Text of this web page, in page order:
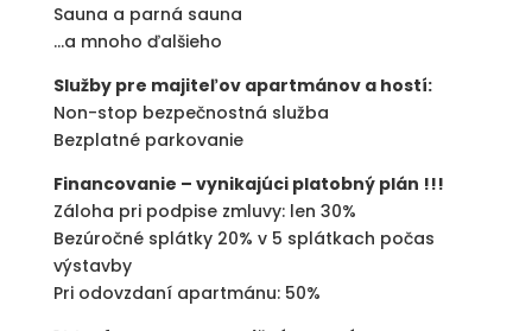
Sauna a parná sauna
…a mnoho ďalšieho
Služby pre majiteľov apartmánov a hostí:
Non-stop bezpečnostná služba
Bezplatné parkovanie
Financovanie – vynikajúci platobný plán !!!
Záloha pri podpise zmluvy: len 30%
Bezúročné splátky 20% v 5 splátkach počas
výstavby
Pri odovzdaní apartmánu: 50%